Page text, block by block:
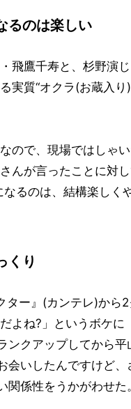
るのは楽しい
飛鷹千寿と、杉野演
実質“オクラ(お蔵入り
ので、現場ではしゃ
んが言ったことに対
るのは、結構楽しく
くり
ー』(カンテレ)から
よね?」というボケに
クアップしてから
いしたんですけど
係性をうかがわせた。